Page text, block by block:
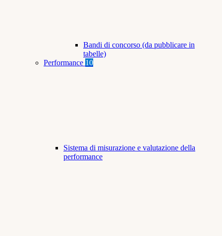
Bandi di concorso (da pubblicare in
tabelle)
Performance 10
Sistema di misurazione e valutazione della
performance